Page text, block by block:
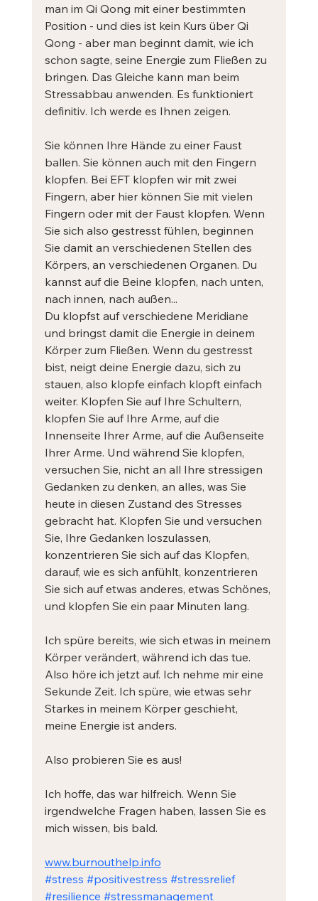
man im Qi Qong mit einer bestimmten
Position - und dies ist kein Kurs über Qi
Qong - aber man beginnt damit, wie ich
schon sagte, seine Energie zum Fließen zu
bringen. Das Gleiche kann man beim
Stressabbau anwenden. Es funktioniert
definitiv. Ich werde es Ihnen zeigen.
Sie können Ihre Hände zu einer Faust
ballen. Sie können auch mit den Fingern
klopfen. Bei EFT klopfen wir mit zwei
Fingern, aber hier können Sie mit vielen
Fingern oder mit der Faust klopfen. Wenn
Sie sich also gestresst fühlen, beginnen
Sie damit an verschiedenen Stellen des
Körpers, an verschiedenen Organen. Du
kannst auf die Beine klopfen, nach unten,
nach innen, nach außen...
Du klopfst auf verschiedene Meridiane
und bringst damit die Energie in deinem
Körper zum Fließen. Wenn du gestresst
bist, neigt deine Energie dazu, sich zu
stauen, also klopfe einfach klopft einfach
weiter. Klopfen Sie auf Ihre Schultern,
klopfen Sie auf Ihre Arme, auf die
Innenseite Ihrer Arme, auf die Außenseite
Ihrer Arme. Und während Sie klopfen,
versuchen Sie, nicht an all Ihre stressigen
Gedanken zu denken, an alles, was Sie
heute in diesen Zustand des Stresses
gebracht hat. Klopfen Sie und versuchen
Sie, Ihre Gedanken loszulassen,
konzentrieren Sie sich auf das Klopfen,
darauf, wie es sich anfühlt, konzentrieren
Sie sich auf etwas anderes, etwas Schönes,
und klopfen Sie ein paar Minuten lang.
Ich spüre bereits, wie sich etwas in meinem
Körper verändert, während ich das tue.
Also höre ich jetzt auf. Ich nehme mir eine
Sekunde Zeit. Ich spüre, wie etwas sehr
Starkes in meinem Körper geschieht,
meine Energie ist anders.
Also probieren Sie es aus!
Ich hoffe, das war hilfreich. Wenn Sie
irgendwelche Fragen haben, lassen Sie es
mich wissen, bis bald.
www.burnouthelp.info
#stress #positivestress #stressrelief
#resilience #stressmanagement